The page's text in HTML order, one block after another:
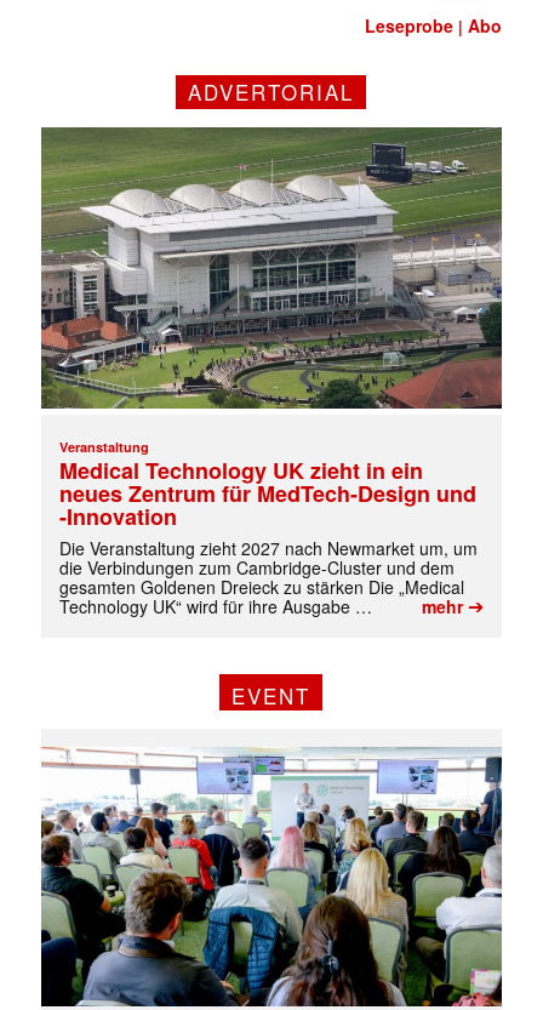
Leseprobe |Abo
ADVERTORIAL
Veranstaltung
Medical Technology UK zieht in ein
neues Zentrum für MedTech-Design und
-Innovation
Die Veranstaltung zieht 2027 nach Newmarket um, um
die Verbindungen zum Cambridge-Cluster und dem
gesamten Goldenen Dreieck zu stärken Die „Medical
Technology UK“ wird für ihre Ausgabe …
mehr➔
EVENT